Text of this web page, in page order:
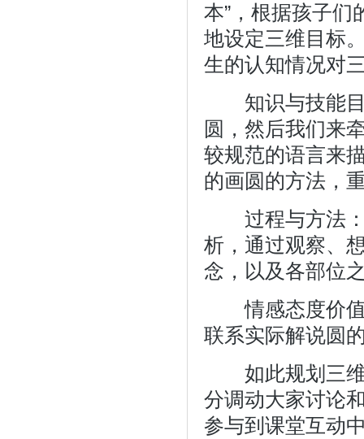
本”，根据孩子们
地设定三维目标
生的认知情况对
知识与技能目
圆，然后我们来
较规范的语言来
的画圆的方法，
过程与方法：
析，通过观察、
念，以及各部位
情感态度价值
联系实际解说圆
如此规划三维
分调动大家讨论
参与到课堂互动